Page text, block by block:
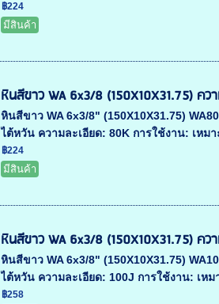
฿224
มีสินค้า
หินสีขาว WA 6x3/8 (150X10X31.75) คว
หินสีขาว WA 6x3/8" (150X10X31.75)
ไต้หวัน ความละเอียด: 80K การใช้งาน: เหม
฿224
มีสินค้า
หินสีขาว WA 6x3/8 (150X10X31.75) ควา
หินสีขาว WA 6x3/8" (150X10X31.75)
ไต้หวัน ความละเอียด: 100J การใช้งาน: เหม
฿258